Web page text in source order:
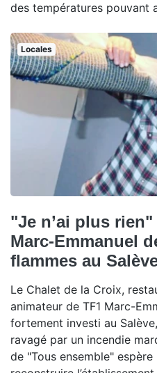
des températures pouvant
Locales
"Je n’ai plus
Marc-Emmanuel
flammes au
Le Chalet de la Croix,
animateur de TF1 Marc-
fortement investi au
ravagé par un incendie
de "Tous ensemble"